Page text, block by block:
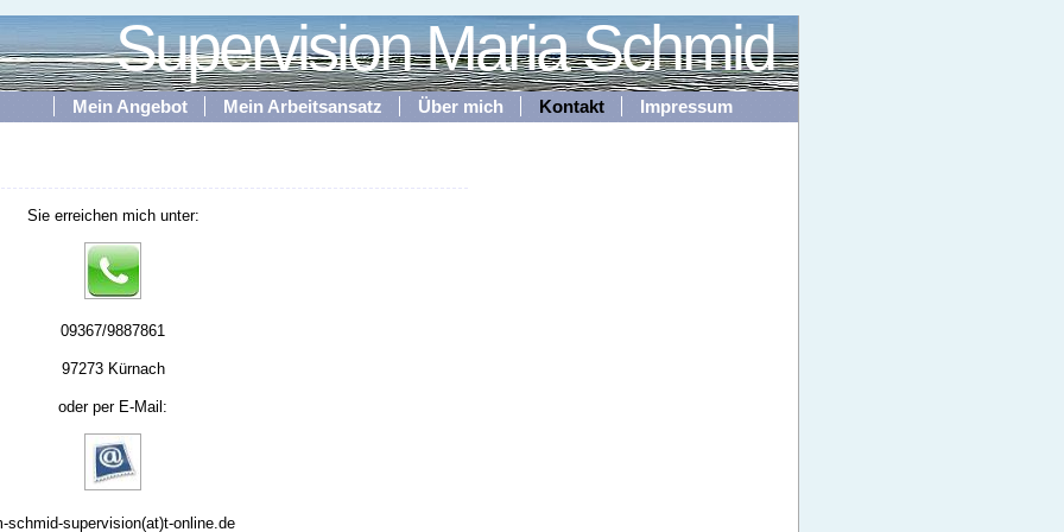
Supervision Maria Schmid
Mein Angebot Mein Arbeitsansatz Über mich Kontakt Impressum
Sie erreichen mich unter:
09367/9887861
97273 Kürnach
oder per E-Mail:
schmid-supervision(at)t-online.de